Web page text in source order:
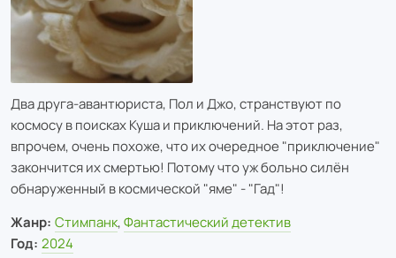
Два друга-авантюриста, Пол и Джо, странствуют по
космосу в поисках Куша и приключений. На этот раз,
впрочем, очень похоже, что их очередное "приключение"
закончится их смертью! Потому что уж больно силён
обнаруженный в космической "яме" - "Гад"!
Жанр: Cтимпанк,Фантастический детектив
Год: 2024